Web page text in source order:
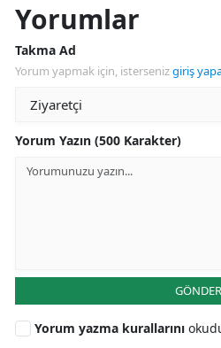
Yorumlar
Takma Ad
Yorum yapmak için, istersenizgiriş
Yorum Yazın (500 Karakter)
GÖNDER
Yorum yazma kurallarını